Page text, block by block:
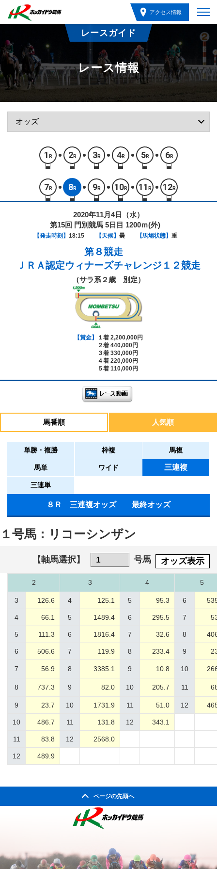
アクセス情報
レースガイド
レース情報
1 R 2R 3R 4R 5R 6R
7 R 8R 9R 10R 11 R 12R
2020年11月4日（水）
第15回 門別競馬 5日目 1200ｍ(外)
【発走時刻】 18:15 【天候】 曇 【馬場状態】 重
第８競走
ＪＲＡ認定ウィナーズチャレンジ１２競走
（サラ系２歳 別定）
【賞金】
１着 2,200,000円
２着 440,000円
３着 330,000円
４着 220,000円
５着 110,000円
馬番順 人気順
単勝・複勝 枠複 馬複
馬単 ワイド 三連複
三連単
８Ｒ 三連複オッズ 最終オッズ
１号馬：リコーシンザン
【軸馬選択】 号馬 オッズ表示
2 3 4 5
3 126.6 4 125.1 5 95.3 6
4 66.1 5 1489.4 6 295.5 7
5 111.3 6 1816.4 7 32.6 8
6 506.6 7 119.9 8 233.4 9
7 56.9 8 3385.1 9 10.8 10
8 737.3 9 82.0 10 205.7 11
9 23.7 10 1731.9 11 51.0 12
10 486.7 11 131.8 12 343.1
11 83.8 12 2568.0
12 489.9
ページの先頭へ